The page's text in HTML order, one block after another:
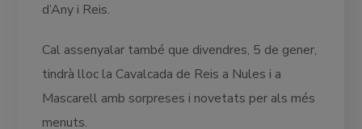
d’Any i Reis.
Cal assenyalar també que divendres, 5 de gener,
tindrà lloc la Cavalcada de Reis a Nules i a
Mascarell amb sorpreses i novetats per als més
menuts.